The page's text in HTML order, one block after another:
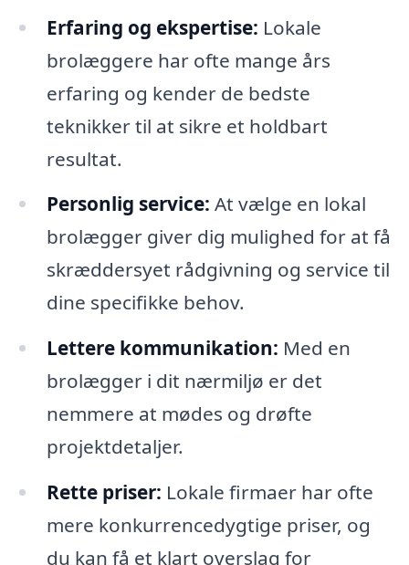
Erfaring og ekspertise: Lokale
brolæggere har ofte mange års
erfaring og kender de bedste
teknikker til at sikre et holdbart
resultat.
Personlig service: At vælge en lokal
brolægger giver dig mulighed for at få
skræddersyet rådgivning og service til
dine specifikke behov.
Lettere kommunikation: Med en
brolægger i dit nærmiljø er det
nemmere at mødes og drøfte
projektdetaljer.
Rette priser: Lokale firmaer har ofte
mere konkurrencedygtige priser, og
du kan få et klart overslag for